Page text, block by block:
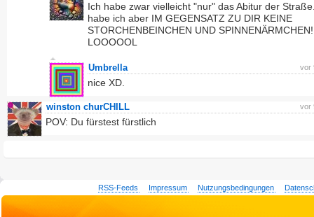
Ich habe zwar vielleicht "nur" das Abitur der
habe ich aber IM GEGENSATZ ZU DIR KEINE
STORCHENBEINCHEN UND
LOOOOOL
vor
Umbrella
nice XD.
vor
winston churCHILL
POV: Du fürstest fürstlich
RSS-Feeds Impressum Nutzungsbedingungen